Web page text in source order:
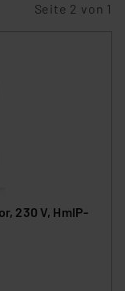
Seite 2 von 1
230 V, HmIP-